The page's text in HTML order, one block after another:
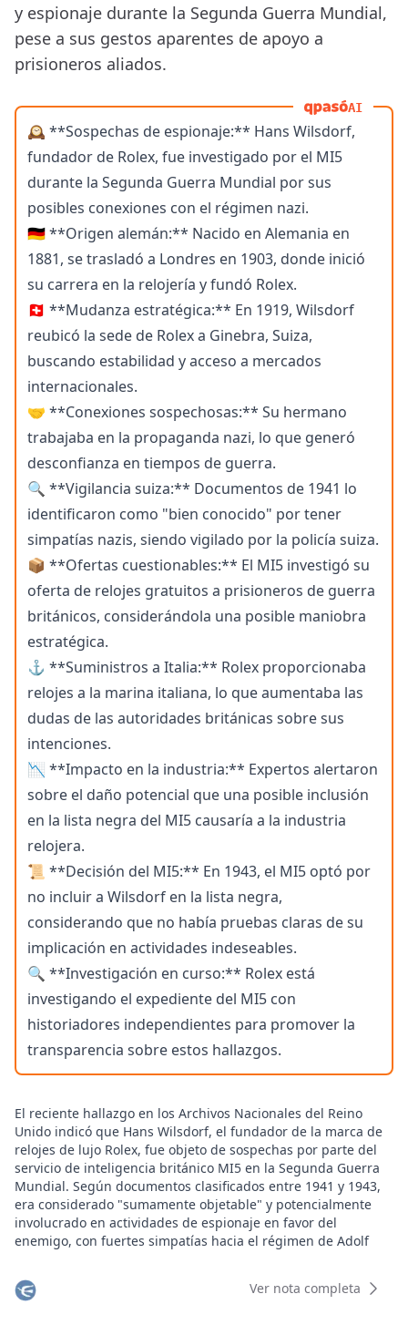
y espionaje durante la Segunda Guerra Mundial,
pese a sus gestos aparentes de apoyo a
prisioneros aliados.
AI
🕰️ **Sospechas de espionaje:** Hans Wilsdorf,
fundador de Rolex, fue investigado por el MI5
durante la Segunda Guerra Mundial por sus
posibles conexiones con el régimen nazi.
🇩🇪 **Origen alemán:** Nacido en Alemania en
1881, se trasladó a Londres en 1903, donde inició
su carrera en la relojería y fundó Rolex.
🇨🇭 **Mudanza estratégica:** En 1919, Wilsdorf
reubicó la sede de Rolex a Ginebra, Suiza,
buscando estabilidad y acceso a mercados
internacionales.
🤝 **Conexiones sospechosas:** Su hermano
trabajaba en la propaganda nazi, lo que generó
desconfianza en tiempos de guerra.
🔍 **Vigilancia suiza:** Documentos de 1941 lo
identificaron como "bien conocido" por tener
simpatías nazis, siendo vigilado por la policía suiza.
📦 **Ofertas cuestionables:** El MI5 investigó su
oferta de relojes gratuitos a prisioneros de guerra
británicos, considerándola una posible maniobra
estratégica.
⚓ **Suministros a Italia:** Rolex proporcionaba
relojes a la marina italiana, lo que aumentaba las
dudas de las autoridades británicas sobre sus
intenciones.
📉 **Impacto en la industria:** Expertos alertaron
sobre el daño potencial que una posible inclusión
en la lista negra del MI5 causaría a la industria
relojera.
📜 **Decisión del MI5:** En 1943, el MI5 optó por
no incluir a Wilsdorf en la lista negra,
considerando que no había pruebas claras de su
implicación en actividades indeseables.
🔍 **Investigación en curso:** Rolex está
investigando el expediente del MI5 con
historiadores independientes para promover la
transparencia sobre estos hallazgos.
El reciente hallazgo en los Archivos Nacionales del Reino
Unido indicó que Hans Wilsdorf, el fundador de la marca de
relojes de lujo Rolex, fue objeto de sospechas por parte del
servicio de inteligencia británico MI5 en la Segunda Guerra
Mundial. Según documentos clasificados entre 1941 y 1943,
era considerado "sumamente objetable" y potencialmente
involucrado en actividades de espionaje en favor del
enemigo, con fuertes simpatías hacia el régimen de Adolf
A finales del siglo XIX, en 1881, Wilsdorf vino al mundo en
Baviera, Alemania. En 1903, se mudó a Londres, donde inició
Ver nota completa